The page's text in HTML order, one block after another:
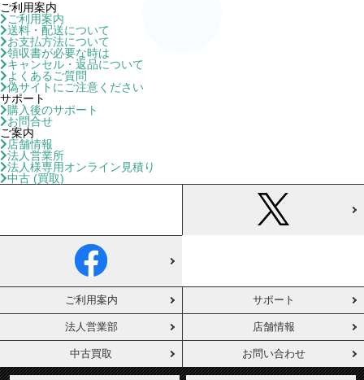
ご利用案内
ご利用案内
送料・配送について
お支払方法について
領収書が必要な時は
キャンセル・返品について
よくあるご質問
偽サイトにご注意ください
サポート
購入後のサポート
お問合せ
ご案内
店舗情報
法人営業所
法人様専用オンライン見積り
中古 (買取)
ご利用案内 サポート
法人営業部 店舗情報
中古買取 お問い合わせ